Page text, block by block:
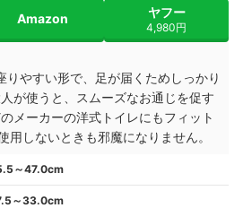
Amazon ヤフー
4,980円
りやすい形で、足が届くためしっかり
が使うと、スムーズなお通じを促す
メーカーの洋式トイレにもフィット
用しないときも邪魔になりません。
～47.0cm
～33.0cm